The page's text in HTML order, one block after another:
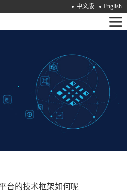
中文版 English
台的技术框架如何呢